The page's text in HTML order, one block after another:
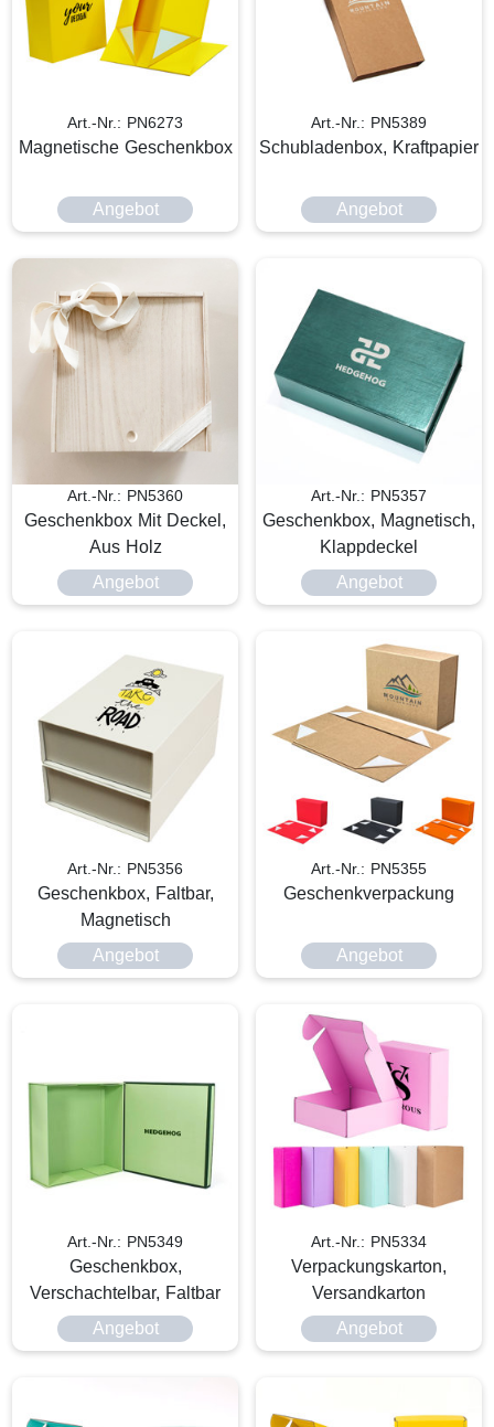
Art.-Nr.: PN6273
Magnetische Geschenkbox
Angebot
Art.-Nr.: PN5389
Schubladenbox, Kraftpapier
Angebot
Art.-Nr.: PN5360
Geschenkbox Mit Deckel,
Aus Holz
Angebot
Art.-Nr.: PN5357
Geschenkbox, Magnetisch,
Klappdeckel
Angebot
Art.-Nr.: PN5356
Geschenkbox, Faltbar,
Magnetisch
Angebot
Art.-Nr.: PN5355
Geschenkverpackung
Angebot
Art.-Nr.: PN5349
Geschenkbox,
Verschachtelbar, Faltbar
Angebot
Art.-Nr.: PN5334
Verpackungskarton,
Versandkarton
Angebot